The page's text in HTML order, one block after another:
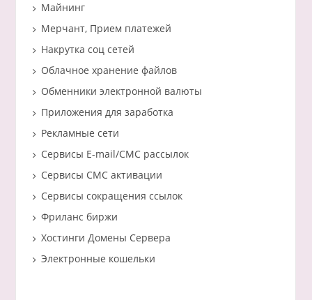
Майнинг
Мерчант, Прием платежей
Накрутка соц сетей
Облачное хранение файлов
Обменники электронной валюты
Приложения для заработка
Рекламные сети
Сервисы E-mail/СМС рассылок
Сервисы СМС активации
Сервисы сокращения ссылок
Фриланс биржи
Хостинги Домены Сервера
Электронные кошельки